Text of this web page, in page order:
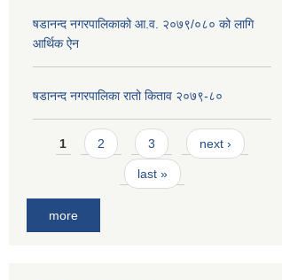
षडानन्द नगरपालिकाको आ.व. २०७९/०८० को लागि
आर्थिक ऐन
षडानन्द नगरपालिका रातो किताव २०७९-८०
Pages
1 2 3 next ›
last »
more